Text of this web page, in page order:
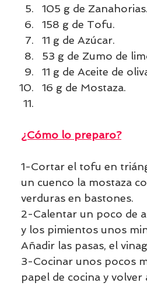
105 g de Zanahorias.
158 g de Tofu.
11 g de Azúcar.
53 g de Zumo de
11 g de Aceite de
16 g de Mostaza.
¿Cómo lo preparo?
1-Cortar el tofu en
un cuenco la mostaza
verduras en bastones.
2-Calentar un poco de
y los pimientos unos
Añadir las pasas, el
3-Cocinar unos pocos
papel de cocina y